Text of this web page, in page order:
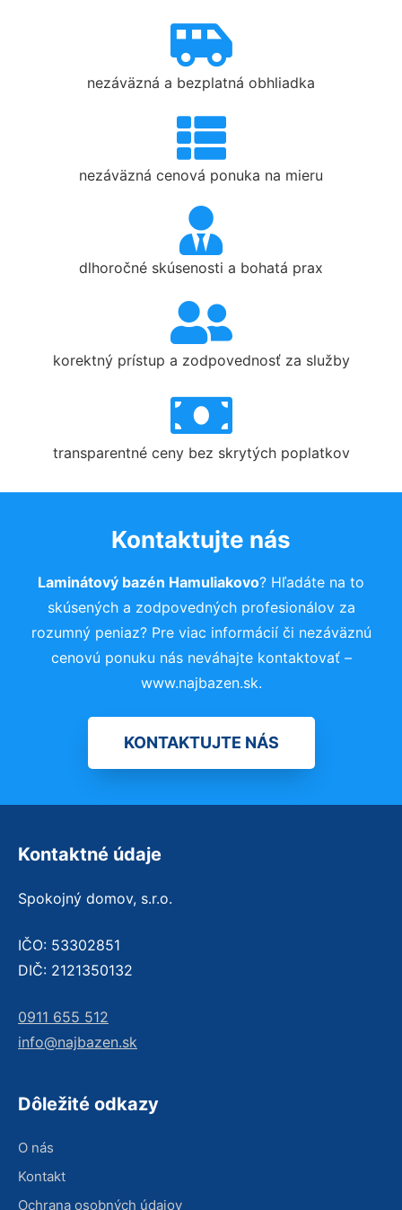
nezáväzná a bezplatná obhliadka
nezáväzná cenová ponuka na mieru
dlhoročné skúsenosti a bohatá prax
korektný prístup a zodpovednosť za služby
transparentné ceny bez skrytých poplatkov
Kontaktujte nás
Laminátový bazén Hamuliakovo? Hľadáte na to
skúsených a zodpovedných profesionálov za
rozumný peniaz? Pre viac informácií či nezáväznú
cenovú ponuku nás neváhajte kontaktovať –
www.najbazen.sk.
KONTAKTUJTE NÁS
Kontaktné údaje
Spokojný domov, s.r.o.
IČO: 53302851
DIČ: 2121350132
0911 655 512
info@najbazen.sk
Dôležité odkazy
O nás
Kontakt
Ochrana osobných údajov